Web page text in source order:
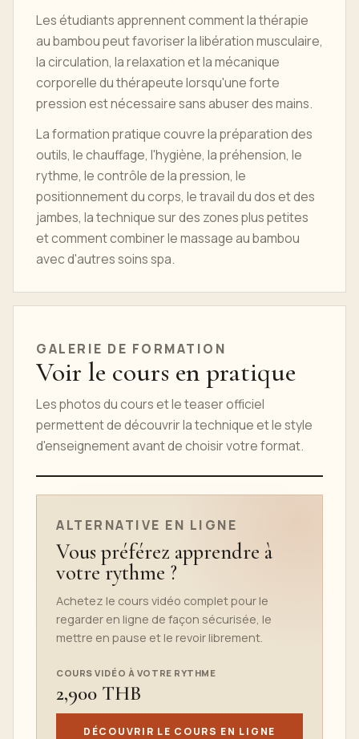
Les étudiants apprennent comment la thérapie
au bambou peut favoriser la libération musculaire,
la circulation, la relaxation et la mécanique
corporelle du thérapeute lorsqu'une forte
pression est nécessaire sans abuser des mains.
La formation pratique couvre la préparation des
outils, le chauffage, l'hygiène, la préhension, le
rythme, le contrôle de la pression, le
positionnement du corps, le travail du dos et des
jambes, la technique sur des zones plus petites
et comment combiner le massage au bambou
avec d'autres soins spa.
GALERIE DE FORMATION
Voir le cours en pratique
Les photos du cours et le teaser officiel
permettent de découvrir la technique et le style
d'enseignement avant de choisir votre format.
TEASER DU COURS EN LIGNE
ALTERNATIVE EN LIGNE
Vous préférez apprendre à
votre rythme ?
Achetez le cours vidéo complet pour le
regarder en ligne de façon sécurisée, le
mettre en pause et le revoir librement.
COURS VIDÉO À VOTRE RYTHME
2,900 THB
DÉCOUVRIR LE COURS EN LIGNE